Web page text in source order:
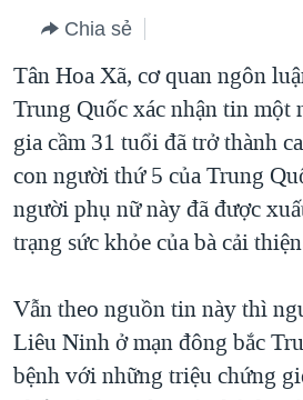
chính
điều
hướng
chính
Đi
tới
"Tìm"
BLOG
DIỄN ĐÀN
MỤC
TỰ DO BÁO CHÍ
VẠCH TRẦN TIN GIẢ
NGƯỜI VIỆT HẢI NGOẠI
KHOA HỌC
CHUYÊN ĐỀ
CHIẾN TRANH THƯƠNG MẠI CỦA
MỘT NĂM CHIẾN TRANH TẠI DẢI
GIẢI MÃ VÀNH ĐAI & CON ĐƯỜNG
NGÀY TỊ NẠN THẾ GIỚI
HỌC TIẾNG ANH
VIDEO
MẠNG XÃ HỘI
Chia sẻ
Tân Hoa Xã, cơ quan ngôn
Trung Quốc xác nhận tin một
gia cầm 31 tuổi đã trở thành
con người thứ 5 của Trung
người phụ nữ này đã được
trạng sức khỏe của bà cải
Vẫn theo nguồn tin này thì
Liêu Ninh ở mạn đông bắc
bệnh với những triệu chứng